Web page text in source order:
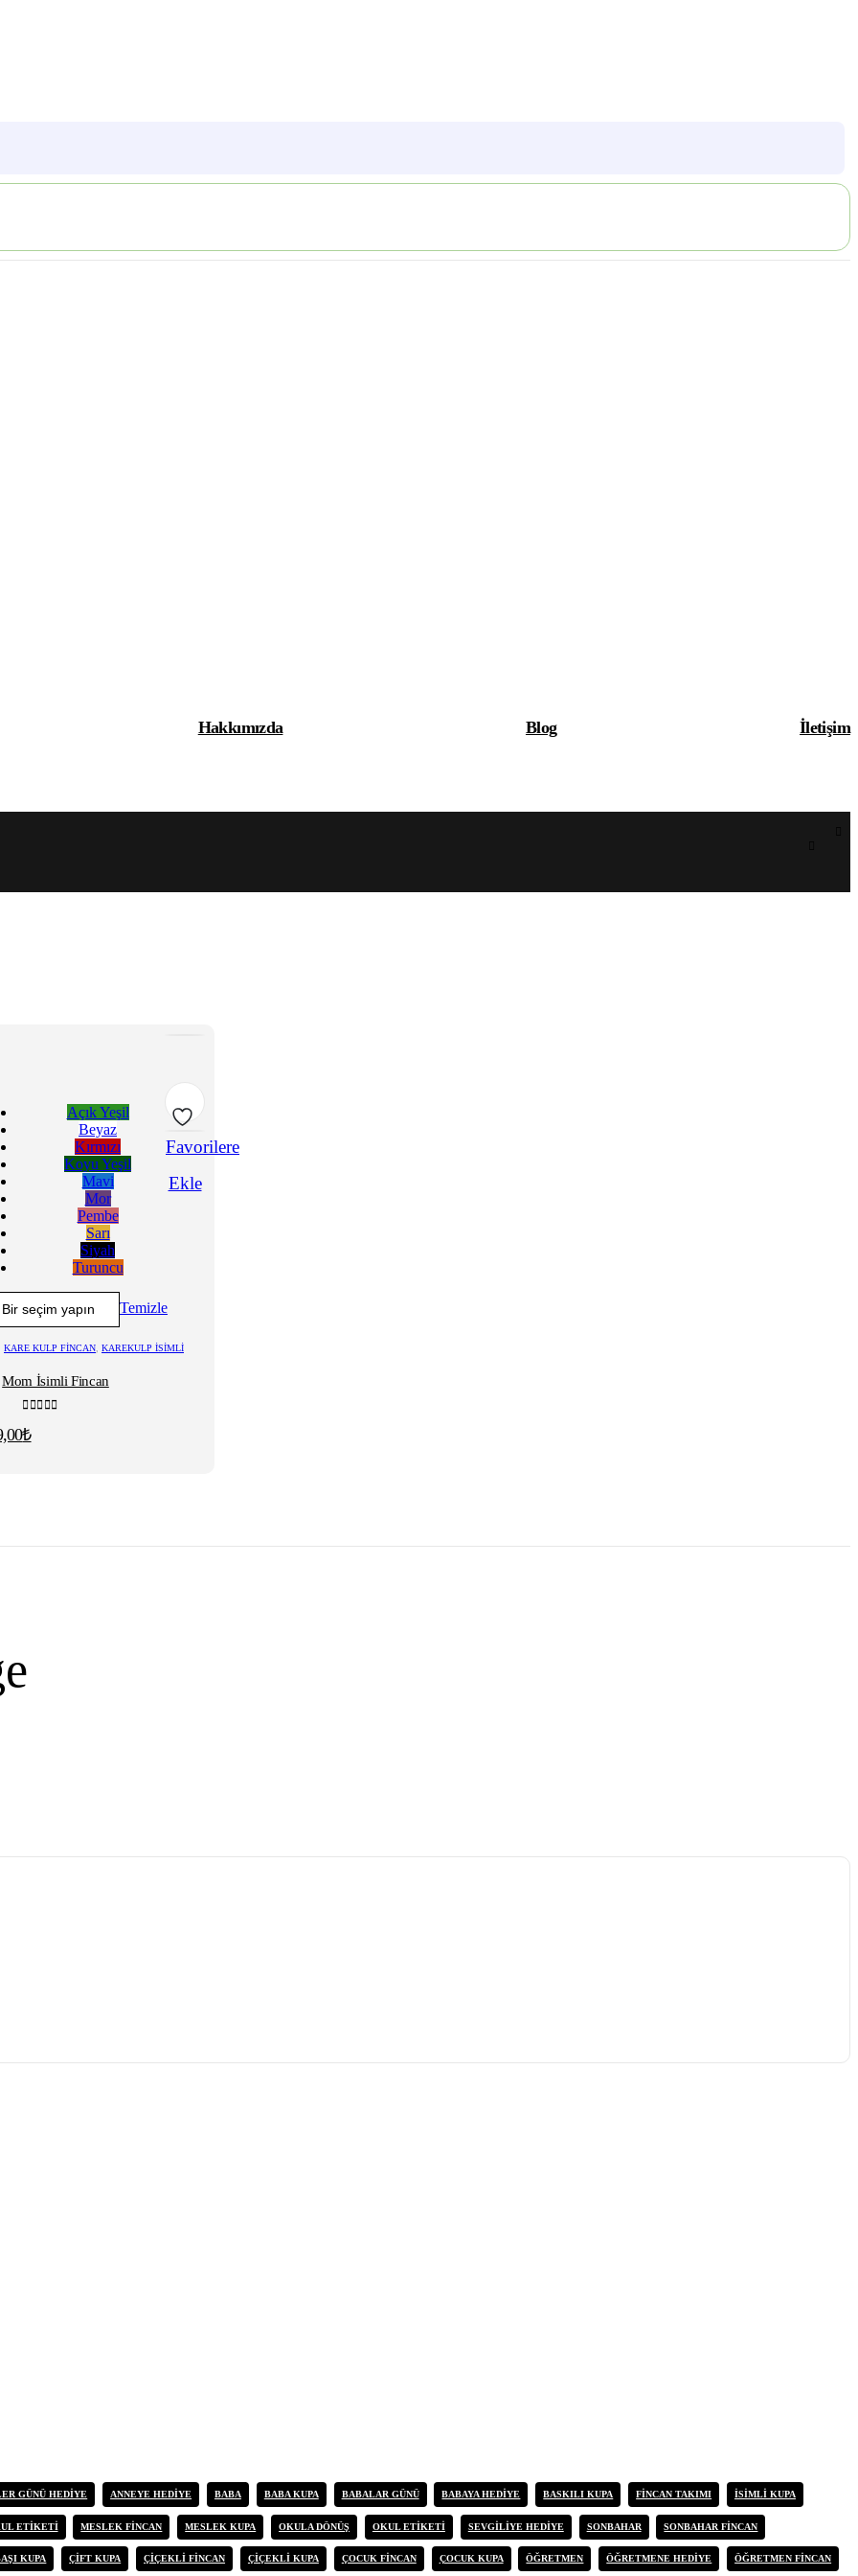
Hakkımızda Blog İletişim
Favorilere
Ekle
Açık Yeşil
Beyaz
Kırmızı
Koyu Yeşil
Mavi
Mor
Pembe
Sarı
Siyah
Turuncu
Temizle
KARE KULP FINCAN KAREKULP İSIMLI
Mom İsimli Fincan
₺Şu
GÜNÜ HEDIYE ANNEYE HEDIYE BABA BABA KUPA BABALAR GÜNÜ BABAYA HEDIYE BASKILI KUPA FINCAN TAKIMI ISIMLI KUPA
ETIKETI MESLEK FINCAN MESLEK KUPA OKULA DÖNÜŞ OKUL ETIKETI SEVGILIYE HEDIYE SONBAHAR SONBAHAR FINCAN
KUPA ÇIFT KUPA ÇIÇEKLI FINCAN ÇIÇEKLI KUPA ÇOCUK FINCAN ÇOCUK KUPA ÖĞRETMEN ÖĞRETMENE HEDIYE ÖĞRETMEN FINCAN